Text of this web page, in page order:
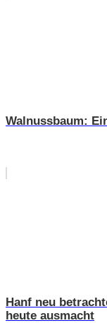
Walnussbaum:
Hanf neu
heute ausmacht